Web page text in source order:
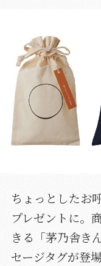
ちょっとしたお
プレゼントに。
きる「茅乃舎き
セージタグが登